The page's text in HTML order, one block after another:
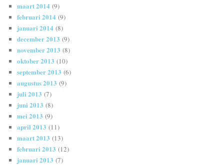
maart 2014 (9)
februari 2014 (9)
januari 2014 (8)
december 2013 (9)
november 2013 (8)
oktober 2013 (10)
september 2013 (6)
augustus 2013 (9)
juli 2013 (7)
juni 2013 (8)
mei 2013 (9)
april 2013 (11)
maart 2013 (13)
februari 2013 (12)
januari 2013 (7)